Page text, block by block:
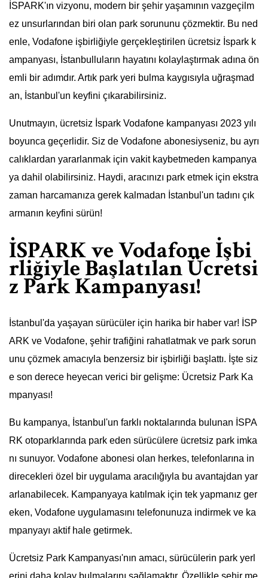
İSPARK'ın vizyonu, modern bir şehir yaşamının vazgeçilm
ez unsurlarından biri olan park sorununu çözmektir. Bu ned
enle, Vodafone işbirliğiyle gerçekleştirilen ücretsiz İspark k
ampanyası, İstanbulluların hayatını kolaylaştırmak adına ön
emli bir adımdır. Artık park yeri bulma kaygısıyla uğraşmad
an, İstanbul'un keyfini çıkarabilirsiniz.
Unutmayın, ücretsiz İspark Vodafone kampanyası 2023 yılı
boyunca geçerlidir. Siz de Vodafone abonesiyseniz, bu ayrı
calıklardan yararlanmak için vakit kaybetmeden kampanya
ya dahil olabilirsiniz. Haydi, aracınızı park etmek için ekstra
zaman harcamanıza gerek kalmadan İstanbul'un tadını çık
armanın keyfini sürün!
İSPARK ve Vodafone İşbi
rliğiyle Başlatılan Ücretsi
z Park Kampanyası!
İstanbul'da yaşayan sürücüler için harika bir haber var! İSP
ARK ve Vodafone, şehir trafiğini rahatlatmak ve park sorun
unu çözmek amacıyla benzersiz bir işbirliği başlattı. İşte siz
e son derece heyecan verici bir gelişme: Ücretsiz Park Ka
mpanyası!
Bu kampanya, İstanbul'un farklı noktalarında bulunan İSPA
RK otoparklarında park eden sürücülere ücretsiz park imka
nı sunuyor. Vodafone abonesi olan herkes, telefonlarına in
direcekleri özel bir uygulama aracılığıyla bu avantajdan yar
arlanabilecek. Kampanyaya katılmak için tek yapmanız ger
eken, Vodafone uygulamasını telefonunuza indirmek ve ka
mpanyayı aktif hale getirmek.
Ücretsiz Park Kampanyası'nın amacı, sürücülerin park yerl
erini daha kolay bulmalarını sağlamaktır. Özellikle şehir me